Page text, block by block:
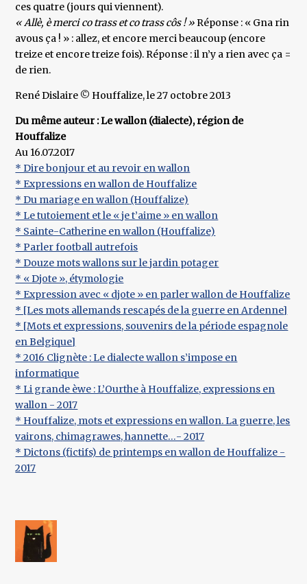
ces quatre (jours qui viennent).
« Allè, è merci co trass et co trass côs ! »Réponse : « Gna rin
avous ça ! » : allez, et encore merci beaucoup (encore
treize et encore treize fois). Réponse : il n’y a rien avec ça =
de rien.
René Dislaire © Houffalize, le 27 octobre 2013
Du même auteur : Le wallon (dialecte), région de
Houffalize
Au 16.07.2017
* Dire bonjour et au revoir en wallon
* Expressions en wallon de Houffalize
* Du mariage en wallon (Houffalize)
* Le tutoiement et le « je t’aime » en wallon
* Sainte-Catherine en wallon (Houffalize)
* Parler football autrefois
* Douze mots wallons sur le jardin potager
* « Djote », étymologie
* Expression avec « djote » en parler wallon de Houffalize
* [Les mots allemands rescapés de la guerre en Ardenne]
* [Mots et expressions, souvenirs de la période espagnole
en Belgique]
* 2016 Clignète : Le dialecte wallon s’impose en
informatique
* Li grande èwe : L’Ourthe à Houffalize, expressions en
wallon - 2017
* Houffalize, mots et expressions en wallon. La guerre, les
vairons, chimagrawes, hannette…- 2017
* Dictons (fictifs) de printemps en wallon de Houffalize -
2017